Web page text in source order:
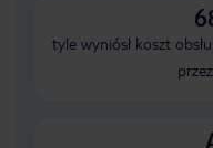
tyle wyniósł koszt